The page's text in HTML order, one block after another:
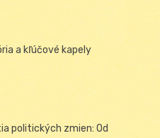
a kľúčové kapely
politických zmien: Od